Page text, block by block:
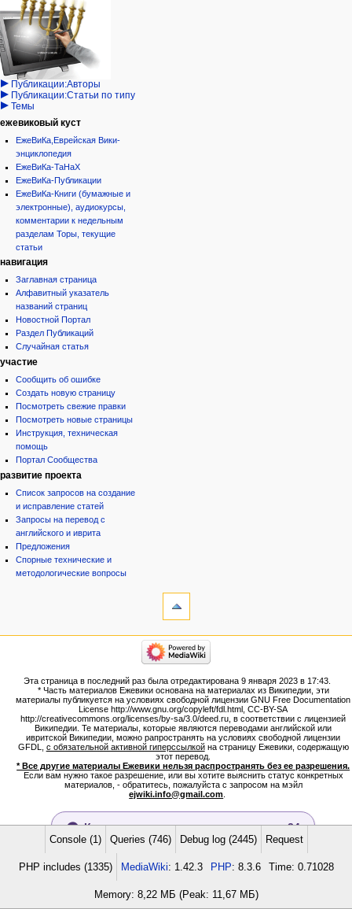
войти
запрос
учётной
записи
Израиль:Страна и
государство
Иудаизм
Народ
Проекты
Проекты/Участники/
дополнения
Публикации:Авторы
Публикации:Статьи по типу
Темы
ежевиковый куст
ЕжеВиКа,Еврейская Вики-
энциклопедия
ЕжеВиКа-ТаНаХ
ЕжеВиКа-Публикации
ЕжеВиКа-Книги (бумажные и
электронные), аудиокурсы,
комментарии к недельным
разделам Торы, текущие
статьи
навигация
Заглавная страница
Алфавитный указатель
названий страниц
Новостной Портал
Раздел Публикаций
Случайная статья
участие
Сообщить об ошибке
Создать новую страницу
Посмотреть свежие правки
Посмотреть новые страницы
Инструкция, техническая
помощь
Портал Сообщества
развитие проекта
Список запросов на создание
и исправление статей
Запросы на перевод с
английского и иврита
Предложения
Спорные технические и
методологические вопросы
Версия
для
Постоянная
ссылка
Сведения
о странице
категории
Народ
Проекты
Проекты/Участники/
дополнения
Публикации:Авторы
Публикации:Статьи по типу
Темы
ежевиковый куст
ЕжеВиКа,Еврейская Вики-
ЕжеВиКа-ТаНаХ
ЕжеВиКа-Публикации
ЕжеВиКа-Книги (бумажные и
комментарии к недельным
навигация
Эта страница в последний раз была отредактирована 9 января 2023 в 17:43.
* Часть материалов Ежевики основана на материалах из Википедии, эти
материалы публикуется на условиях свободной лицензии GNU Free Documentation
License http://www.gnu.org/copyleft/fdl.html, CC-BY-SA
http://creativecommons.org/licenses/by-sa/3.0/deed.ru, в соответствии с лицензией
Википедии. Те материалы, которые являются переводами английской или
ивритской Википедии, можно рапространять на условиях свободной лицензии
GFDL, с обязательной активной гиперссылкойна страницу Ежевики, содержащую
этот перевод.
* Все другие материалы Ежевики нельзя распространять без ее разрешения.
Если вам нужно такое разрешение, или вы хотите выяснить статус конкретных
материалов, - обратитесь, пожалуйста с запросом на мэйл
ejwiki.info@gmail.com
Количество просмотров страницы: 34
Политика конфиденциальности О Ежевика-Энциклопедия и Публикации
от ответственности
Console (1) Queries (746) Debug log (2445) Request
PHP includes (1335) MediaWiki: 1.42.3 PHP: 8.3.6 Time: 0.71028
Memory: 8,22 МБ (Peak: 11,67 МБ)